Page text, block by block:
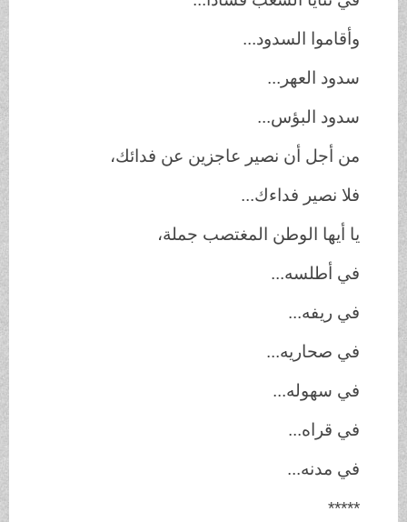
وأقاموا السدود...
سدود العهر...
سدود البؤس...
من أجل أن نصير عاجزين عن فدائك،
فلا نصير فداءك...
يا أيها الوطن المغتصب جملة،
في أطلسه...
في ريفه...
في صحاريه...
في سهوله...
في قراه...
في مدنه...
*****